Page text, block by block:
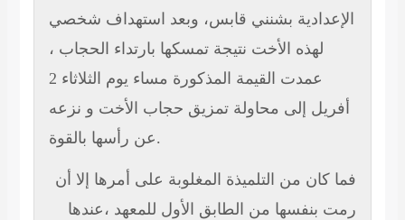
الإعدادية بشنني قابس، وبعد استهداف شخصي
لهذه الأخت نتيجة تمسكها بارتداء الحجاب ،
عمدت القيمة المذكورة مساء يوم الثلاثاء 2
أفريل إلى محاولة تمزيق حجاب الأخت و نزعه
عن رأسها بالقوة.
فما كان من التلميذة المغلوبة على أمرها إلا أن
رمت بنفسها من الطابق الأول للمعهد ،عندها